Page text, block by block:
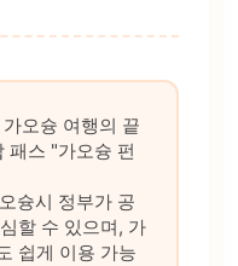
오슝 여행의 끝
패스 "가오슝 펀
슝시 정부가 공
할 수 있으며, 가
쉽게 이용 가능